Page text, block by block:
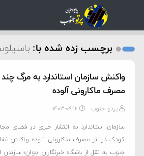
برچسب زده شده با:
واکنش سازمان استاندارد به مرگ چند
مصرف ماکارونی آلوده
پرتو جنوب ۱۴۰۳-۰۹-۱۲
سازمان استاندارد به انتشار خبری در فضای
کودک در اثر مصرف ماکارونی آلوده واکنش
جنوب به نقل از باشگاه خبرنگاران جوان؛ سازمان